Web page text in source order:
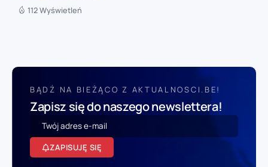
112 Wyświetleń
BĄDŹ NA BIEŻĄCO Z AKTUALNOSCI.BE!
Zapisz się do naszego newslettera!
ZAPISUJĘ SIĘ